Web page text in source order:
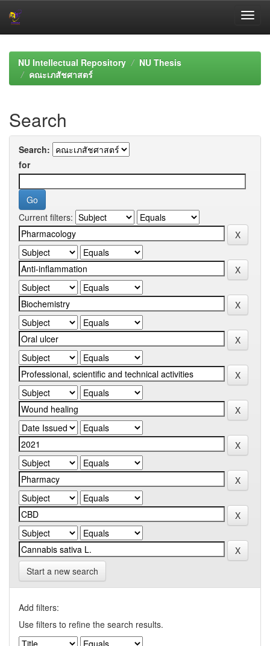
navigationNU Intellectual Repository
NU Thesis
คณะเภสัชศาสตร์
Search
Search:
for
Current filters:
Start a new search
Add filters:
Use filters to refine the search results.